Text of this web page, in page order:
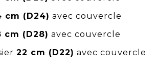
cm (D24) avec couvercle
cm (D28) avec couvercle
22 cm (D22) avec couvercle